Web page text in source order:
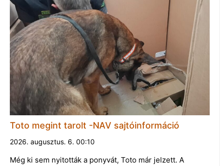
Toto megint tarolt -NAV sajtóinformáció
2026. augusztus. 6. 00:10
Még ki sem nyitották a ponyvát, Toto már jelzett. A